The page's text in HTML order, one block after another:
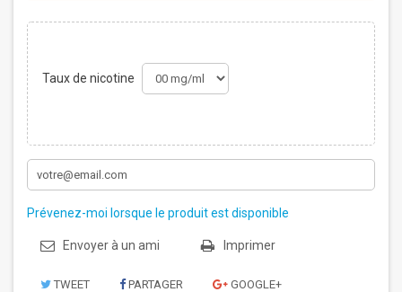
Taux de nicotine
Prévenez-moi lorsque le produit est disponible
Envoyer à un ami Imprimer
TWEET PARTAGER GOOGLE+